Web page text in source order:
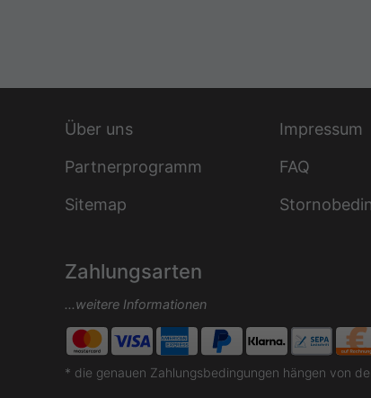
Über uns Impressum
Partnerprogramm
FAQ
Sitemap
Zahlungsarten
...weitere Informationen
* die genauen Zahlungsbedingungen hängen von